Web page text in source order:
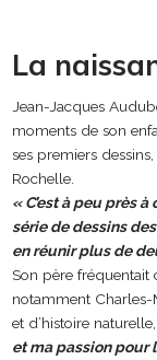
La
Jean-Jacques
moments de son
ses premiers
Rochelle.
« C’est à peu près
série de dessins
en réunir plus de
Son père fréquentait
notamment Charles-
et d’histoire
et ma passion pour